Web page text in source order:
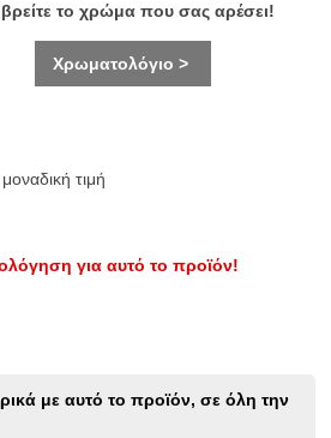
το χρώμα που σας αρέσει!
Χρωματολόγιο >
τιμή
για αυτό το προϊόν!
με αυτό το προϊόν, σε όλη την